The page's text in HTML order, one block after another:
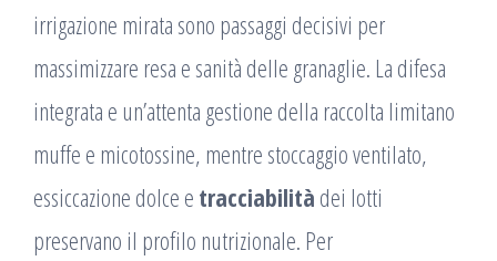
irrigazione mirata sono passaggi decisivi per
massimizzare resa e sanità delle granaglie. La difesa
integrata e un’attenta gestione della raccolta limitano
muffe e micotossine, mentre stoccaggio ventilato,
essiccazione dolce e tracciabilità dei lotti
preservano il profilo nutrizionale. Per